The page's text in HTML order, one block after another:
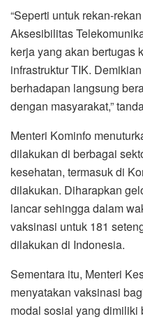
“Seperti untuk rekan-
Aksesibilitas
kerja yang akan bertugas
infrastruktur TIK.
berhadapan langsung
dengan masyarakat,”
Menteri Kominfo
dilakukan di berbagai
kesehatan, termasuk di
dilakukan. Diharapkan
lancar sehingga dalam
vaksinasi untuk 181
dilakukan di Indonesia.
Sementara itu, Menteri
menyatakan vaksinasi
modal sosial yang dimiliki